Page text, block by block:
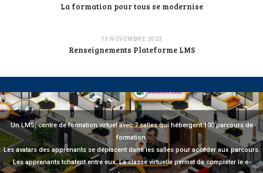
La formation pour tous se modernise
13 NOVEMBRE 2023
Renseignements Plateforme LMS
Un LMS, centre de formation virtuel avec 7 salles qui hébergent 100 parcours de
formation.
Les avatars des apprenants se déplacent dans les salles pour accéder aux parcours.
Les apprenants tchatent entre eux. La classe virtuelle permet de compléter le e-